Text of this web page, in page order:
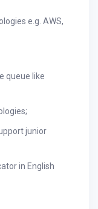
e.g. AWS,
queue like
junior
in English